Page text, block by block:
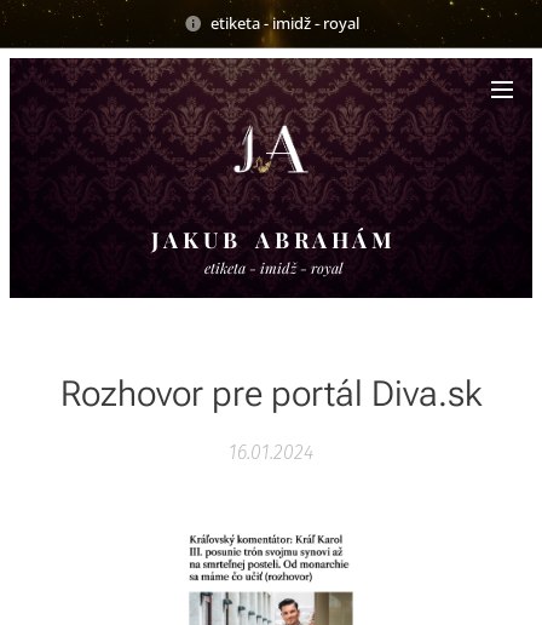
etiketa - imidž - royal
J A K U B A B R A H Á M
etiketa - imidž - royal
Rozhovor pre portál Diva.sk
16.01.2024